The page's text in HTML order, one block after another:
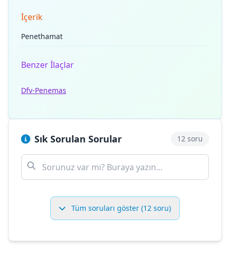
İçerik
Penethamat
Benzer İlaçlar
Dfv-Penemas
Sık Sorulan Sorular 12 soru
Tüm soruları göster (12 soru)